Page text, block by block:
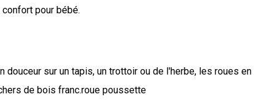
pour bébé.
douceur sur un tapis, un trottoir ou de l'herbe, les roues
de bois franc.roue poussette